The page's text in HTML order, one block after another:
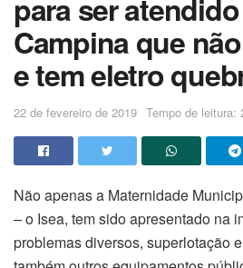
para ser
Campina que
e tem eletro
22 de fevereiro de 2019 Tempo de leitura:
Não apenas a Maternidade
– o Isea, tem sido apresentado na
problemas diversos, superlotação